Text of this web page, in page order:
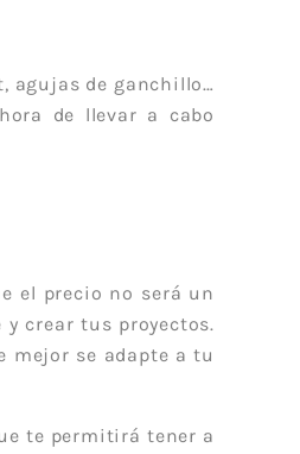
agujas de ganchillo…
de llevar a cabo
el precio no será un
crear tus proyectos.
mejor se adapte a tu
te permitirá tener a